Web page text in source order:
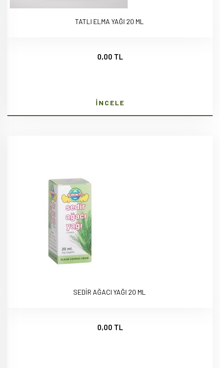
TATLI ELMA YAĞI 20 ML
0,00 TL
İNCELE
SEDİR AĞACI YAĞI 20 ML
0,00 TL